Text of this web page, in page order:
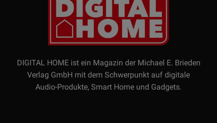
DIGITAL HOME ist ein Magazin der Michael E. Brieden
Verlag GmbH mit dem Schwerpunkt auf digitale
Audio-Produkte, Smart Home und Gadgets.